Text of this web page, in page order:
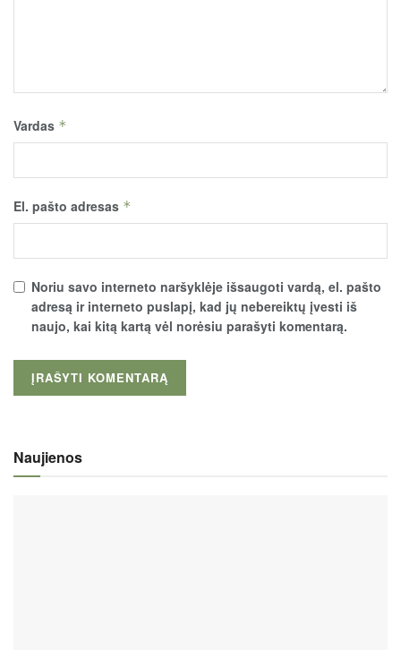
Vardas *
El. pašto adresas *
Noriu savo interneto naršyklėje išsaugoti vardą, el. pašto
adresą ir interneto puslapį, kad jų nebereiktų įvesti iš
naujo, kai kitą kartą vėl norėsiu parašyti komentarą.
Naujienos